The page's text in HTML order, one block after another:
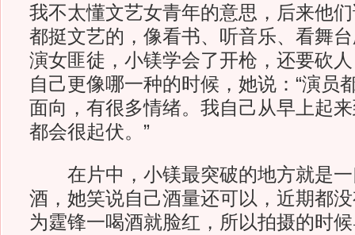
我不太懂文艺女青年的意思，后来他
都挺文艺的，像看书、听音乐、看舞
演女匪徒，小镁学会了开枪，还要砍
自己更像哪一种的时候，她说：“演员
面向，有很多情绪。我自己从早上起
都会很起伏。”
在片中，小镁最突破的地方就是一
酒，她笑说自己酒量还可以，近期都
为霆锋一喝酒就脸红，所以拍摄的时